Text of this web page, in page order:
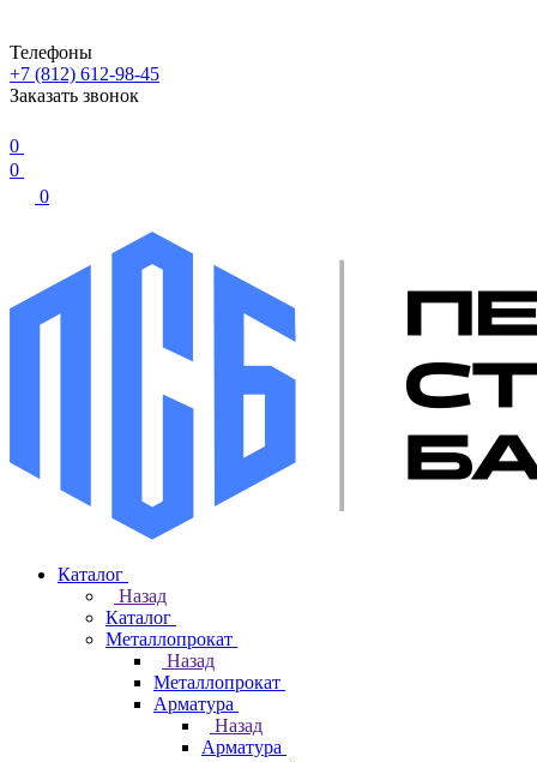
Телефоны
+7 (812) 612-98-45
Заказать звонок
0
0
0
Каталог
Назад
Каталог
Металлопрокат
Назад
Металлопрокат
Арматура
Назад
Арматура